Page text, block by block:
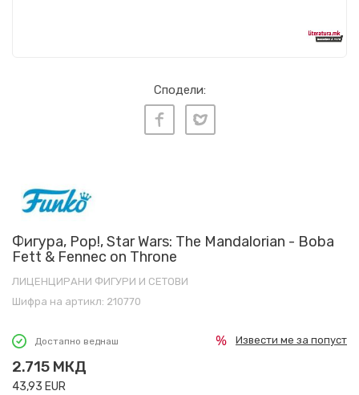
Сподели:
Фигура, Pop!, Star Wars: The Mandalorian - Boba
Fett & Fennec on Throne
ЛИЦЕНЦИРАНИ ФИГУРИ И СЕТОВИ
Шифра на артикл: 210770
Достапно веднаш
2.715 МКД
43,93 EUR
Извести ме за попуст